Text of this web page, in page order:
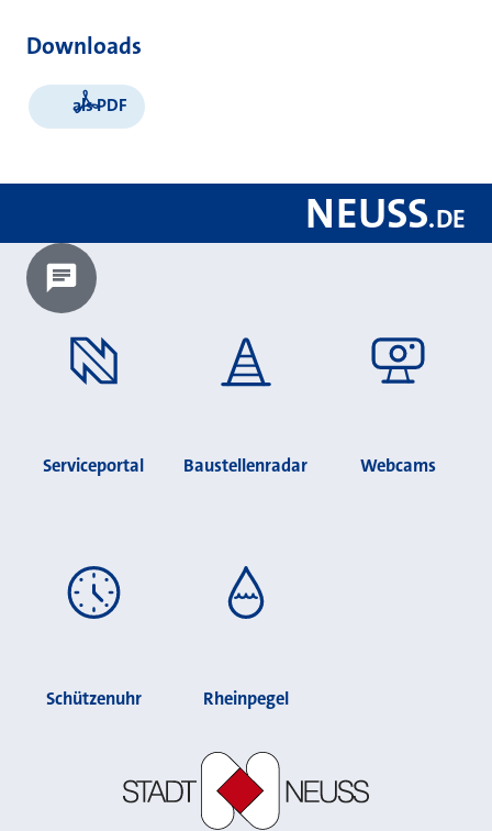
Downloads
als PDF
NEUSS.DE
Chatbot laden?
Serviceportal Baustellenradar Webcams
Schützenuhr Rheinpegel